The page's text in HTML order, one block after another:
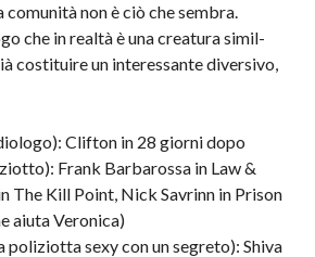
non è ciò che sembra.
che in realtà è una creatura simil-
costituire un interessante diversivo,
Clifton in 28 giorni dopo
Frank Barbarossa in Law &
The Kill Point, Nick Savrinn in Prison
aiuta Veronica)
poliziotta sexy con un segreto): Shiva